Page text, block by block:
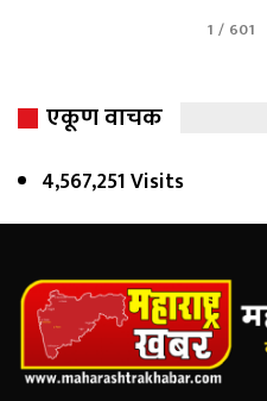
1 / 601
एकूण वाचक
4,567,251 Visits